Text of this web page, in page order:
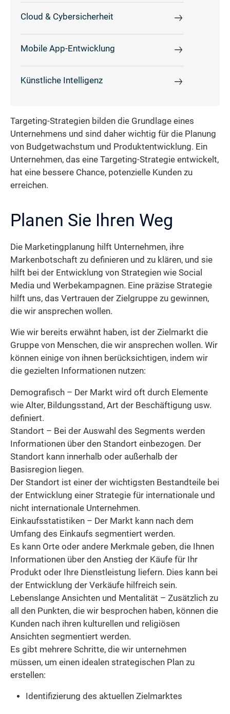
Cloud & Cybersicherheit
Mobile App-Entwicklung
Künstliche Intelligenz
Targeting-Strategien bilden die Grundlage eines
Unternehmens und sind daher wichtig für die Planung
von Budgetwachstum und Produktentwicklung. Ein
Unternehmen, das eine Targeting-Strategie entwickelt,
hat eine bessere Chance, potenzielle Kunden zu
erreichen.
Planen Sie Ihren Weg
Die Marketingplanung hilft Unternehmen, ihre
Markenbotschaft zu definieren und zu klären, und sie
hilft bei der Entwicklung von Strategien wie Social
Media und Werbekampagnen. Eine präzise Strategie
hilft uns, das Vertrauen der Zielgruppe zu gewinnen,
die wir ansprechen wollen.
Wie wir bereits erwähnt haben, ist der Zielmarkt die
Gruppe von Menschen, die wir ansprechen wollen. Wir
können einige von ihnen berücksichtigen, indem wir
die gezielten Informationen nutzen:
Demografisch – Der Markt wird oft durch Elemente
wie Alter, Bildungsstand, Art der Beschäftigung usw.
definiert.
Standort – Bei der Auswahl des Segments werden
Informationen über den Standort einbezogen. Der
Standort kann innerhalb oder außerhalb der
Basisregion liegen.
Der Standort ist einer der wichtigsten Bestandteile bei
der Entwicklung einer Strategie für internationale und
nicht internationale Unternehmen.
Einkaufsstatistiken – Der Markt kann nach dem
Umfang des Einkaufs segmentiert werden.
Es kann Orte oder andere Merkmale geben, die Ihnen
Informationen über den Anstieg der Käufe für Ihr
Produkt oder Ihre Dienstleistung liefern. Dies kann bei
der Entwicklung der Verkäufe hilfreich sein.
Lebenslange Ansichten und Mentalität – Zusätzlich zu
all den Punkten, die wir besprochen haben, können die
Kunden nach ihren kulturellen und religiösen
Ansichten segmentiert werden.
Es gibt mehrere Schritte, die wir unternehmen
müssen, um einen idealen strategischen Plan zu
erstellen:
Identifizierung des aktuellen Zielmarktes